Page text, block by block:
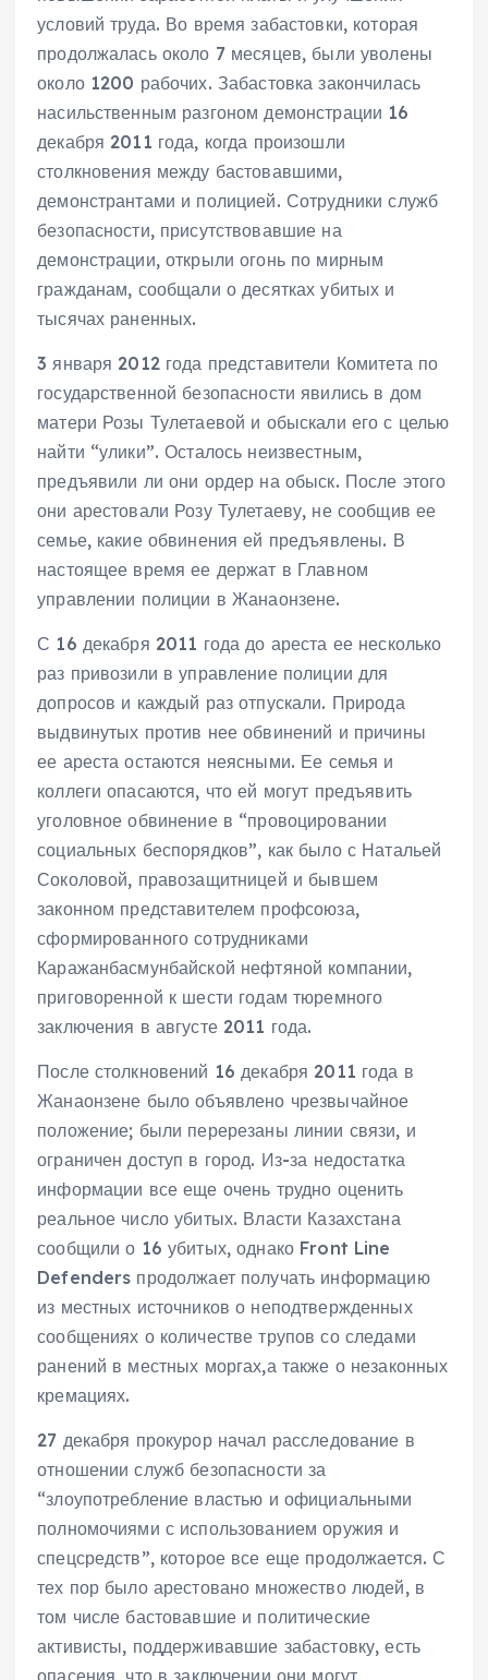
условий труда. Во время забастовки, которая
продолжалась около 7 месяцев, были уволены
около 1200 рабочих. Забастовка закончилась
насильственным разгоном демонстрации 16
декабря 2011 года, когда произошли
столкновения между бастовавшими,
демонстрантами и полицией. Сотрудники служб
безопасности, присутствовавшие на
демонстрации, открыли огонь по мирным
гражданам, сообщали о десятках убитых и
тысячах раненных.
3 января 2012 года представители Комитета по
государственной безопасности явились в дом
матери Розы Тулетаевой и обыскали его с целью
найти “улики”. Осталось неизвестным,
предъявили ли они ордер на обыск. После этого
они арестовали Розу Тулетаеву, не сообщив ее
семье, какие обвинения ей предъявлены. В
настоящее время ее держат в Главном
управлении полиции в Жанаонзене.
С 16 декабря 2011 года до ареста ее несколько
раз привозили в управление полиции для
допросов и каждый раз отпускали. Природа
выдвинутых против нее обвинений и причины
ее ареста остаются неясными. Ее семья и
коллеги опасаются, что ей могут предъявить
уголовное обвинение в “провоцировании
социальных беспорядков”, как было с Натальей
Соколовой, правозащитницей и бывшем
законном представителем профсоюза,
сформированного сотрудниками
Каражанбасмунбайской нефтяной компании,
приговоренной к шести годам тюремного
заключения в августе 2011 года.
После столкновений 16 декабря 2011 года в
Жанаонзене было объявлено чрезвычайное
положение; были перерезаны линии связи, и
ограничен доступ в город. Из-за недостатка
информации все еще очень трудно оценить
реальное число убитых. Власти Казахстана
сообщили о 16 убитых, однако Front Line
Defenders продолжает получать информацию
из местных источников о неподтвержденных
сообщениях о количестве трупов со следами
ранений в местных моргах,а также о незаконных
кремациях.
27 декабря прокурор начал расследование в
отношении служб безопасности за
“злоупотребление властью и официальными
полномочиями с использованием оружия и
спецсредств”, которое все еще продолжается. С
тех пор было арестовано множество людей, в
том числе бастовавшие и политические
активисты, поддерживавшие забастовку, есть